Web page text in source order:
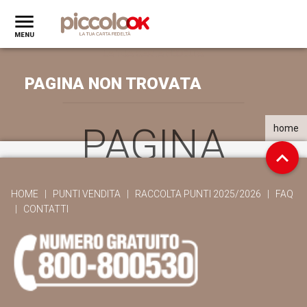
PAGINA NON TROVATA
home
PAGINA
NON
TROVATA
HOME PUNTI VENDITA RACCOLTA PUNTI 2025/2026
FAQ
CONTATTI